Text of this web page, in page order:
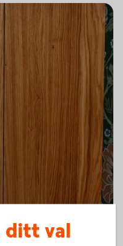
ditt val